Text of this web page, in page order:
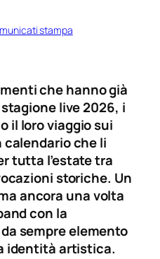
stampa
che hanno già
live 2026, i
il loro viaggio sui
che li
tutta l’estate tra
storiche. Un
ancora una volta
con la
sempre elemento
identità artistica.